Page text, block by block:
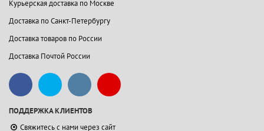
Курьерская доставка по Москве
Доставка по Санкт-Петербургу
Доставка товаров по России
Доставка Почтой России
ПОДДЕРЖКА КЛИЕНТОВ
Свяжитесь с нами через сайт